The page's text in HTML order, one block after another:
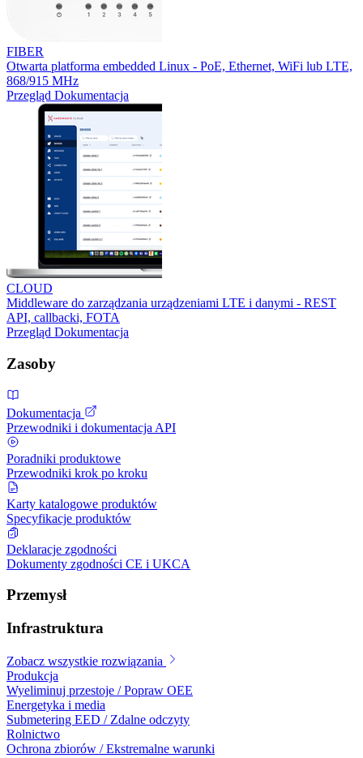
FIBER
Otwarta platforma embedded Linux - PoE, Ethernet, WiFi lub LTE,
868/915 MHz
Przegląd Dokumentacja
CLOUD
Middleware do zarządzania urządzeniami LTE i danymi - REST
API, callbacki, FOTA
Przegląd Dokumentacja
Zasoby
Dokumentacja
Przewodniki i dokumentacja API
Poradniki produktowe
Przewodniki krok po kroku
Karty katalogowe produktów
Specyfikacje produktów
Deklaracje zgodności
Dokumenty zgodności CE i UKCA
Przemysł
Infrastruktura
Zobacz wszystkie rozwiązania
Produkcja
Wyeliminuj przestoje / Popraw OEE
Energetyka i media
Submetering EED / Zdalne odczyty
Rolnictwo
Ochrona zbiorów / Ekstremalne warunki